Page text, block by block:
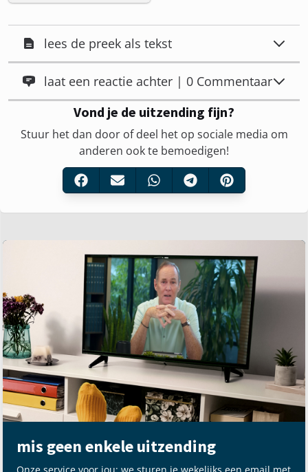
lees de preek als tekst
laat een reactie achter | 0 Commentaar
Vond je de uitzending fijn?
Stuur het dan door of deel het op sociale media om
anderen ook te bemoedigen!
mis geen enkele uitzending